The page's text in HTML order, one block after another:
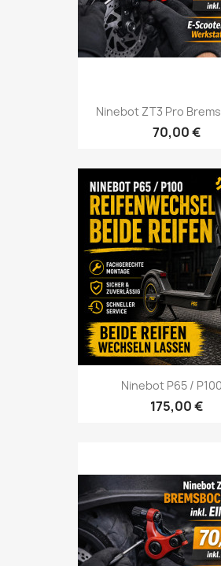
Ninebot ZT3 Pro
70,00 €
Ninebot P65 /
175,00 €